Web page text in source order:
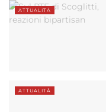
ATTUALITÀ
ATTUALITÀ